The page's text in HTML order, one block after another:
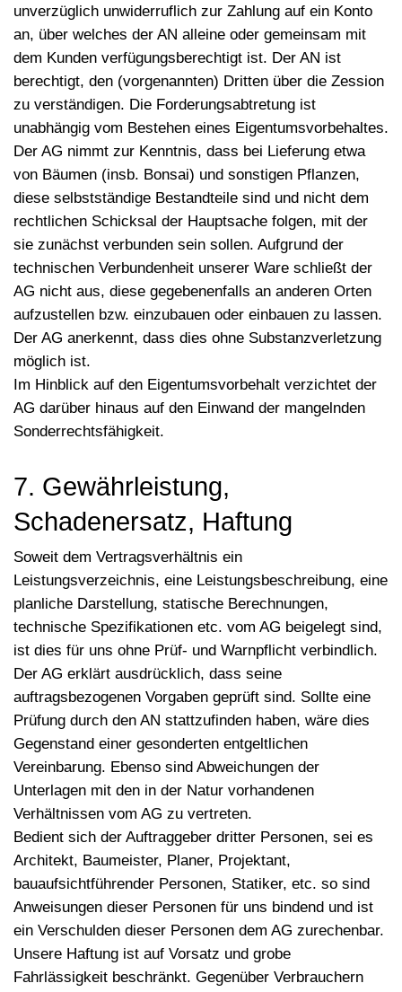
unverzüglich unwiderruflich zur Zahlung auf ein Konto
an, über welches der AN alleine oder gemeinsam mit
dem Kunden verfügungsberechtigt ist. Der AN ist
berechtigt, den (vorgenannten) Dritten über die Zession
zu verständigen. Die Forderungsabtretung ist
unabhängig vom Bestehen eines Eigentumsvorbehaltes.
Der AG nimmt zur Kenntnis, dass bei Lieferung etwa
von Bäumen (insb. Bonsai) und sonstigen Pflanzen,
diese selbstständige Bestandteile sind und nicht dem
rechtlichen Schicksal der Hauptsache folgen, mit der
sie zunächst verbunden sein sollen. Aufgrund der
technischen Verbundenheit unserer Ware schließt der
AG nicht aus, diese gegebenenfalls an anderen Orten
aufzustellen bzw. einzubauen oder einbauen zu lassen.
Der AG anerkennt, dass dies ohne Substanzverletzung
möglich ist.
Im Hinblick auf den Eigentumsvorbehalt verzichtet der
AG darüber hinaus auf den Einwand der mangelnden
Sonderrechtsfähigkeit.
7. Gewährleistung,
Schadenersatz, Haftung
Soweit dem Vertragsverhältnis ein
Leistungsverzeichnis, eine Leistungsbeschreibung, eine
planliche Darstellung, statische Berechnungen,
technische Spezifikationen etc. vom AG beigelegt sind,
ist dies für uns ohne Prüf- und Warnpflicht verbindlich.
Der AG erklärt ausdrücklich, dass seine
auftragsbezogenen Vorgaben geprüft sind. Sollte eine
Prüfung durch den AN stattzufinden haben, wäre dies
Gegenstand einer gesonderten entgeltlichen
Vereinbarung. Ebenso sind Abweichungen der
Unterlagen mit den in der Natur vorhandenen
Verhältnissen vom AG zu vertreten.
Bedient sich der Auftraggeber dritter Personen, sei es
Architekt, Baumeister, Planer, Projektant,
bauaufsichtführender Personen, Statiker, etc. so sind
Anweisungen dieser Personen für uns bindend und ist
ein Verschulden dieser Personen dem AG zurechenbar.
Unsere Haftung ist auf Vorsatz und grobe
Fahrlässigkeit beschränkt. Gegenüber Verbrauchern